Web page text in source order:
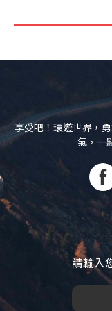
享受吧！環遊世界，
氣，一